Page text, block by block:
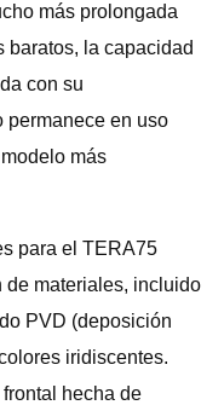
más prolongada
baratos, la capacidad
con su
permanece en uso
más
para el TERA75
materiales, incluido
PVD (deposición
iridiscentes.
hecha de